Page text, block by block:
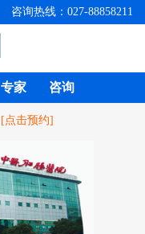
专家 咨询
[点击预约]
咨询热线：027-88858211